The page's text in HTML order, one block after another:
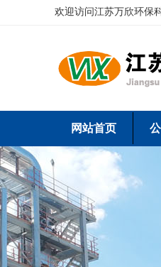
欢迎访问江苏万欣环保
网站首页